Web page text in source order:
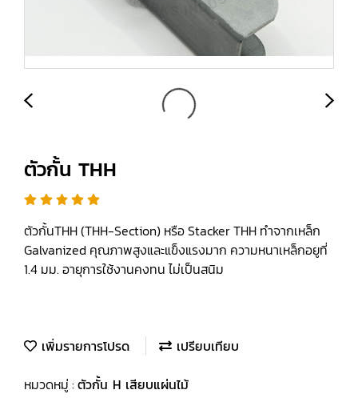
ตัวกั้น THH
ตัวกั้นTHH (THH-Section) หรือ Stacker THH ทำจากเหล็ก
Galvanized คุณภาพสูงและแข็งแรงมาก ความหนาเหล็กอยูที่
1.4 มม. อายุการใช้งานคงทน ไม่เป็นสนิม
เพิ่มรายการโปรด
เปรียบเทียบ
หมวดหมู่ : ตัวกั้น H เสียบแผ่นไม้